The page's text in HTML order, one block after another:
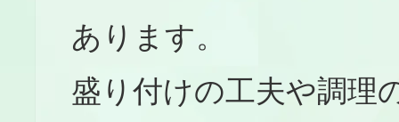
あります。
盛り付けの工夫や調理